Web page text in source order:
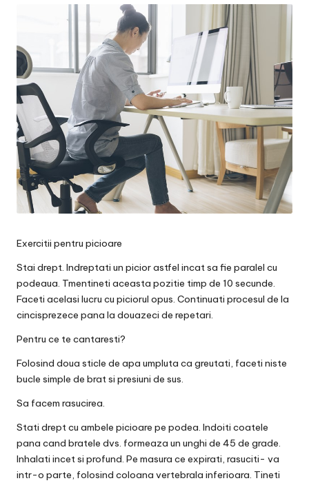
Exercitii pentru picioare
Stai drept. Indreptati un picior astfel incat sa fie paralel cu
podeaua. Tmentineti aceasta pozitie timp de 10 secunde.
Faceti acelasi lucru cu piciorul opus. Continuati procesul de la
cincisprezece pana la douazeci de repetari.
Pentru ce te cantaresti?
Folosind doua sticle de apa umpluta ca greutati, faceti niste
bucle simple de brat si presiuni de sus.
Sa facem rasucirea.
Stati drept cu ambele picioare pe podea. Indoiti coatele
pana cand bratele dvs. formeaza un unghi de 45 de grade.
Inhalati incet si profund. Pe masura ce expirati, rasuciti- va
intr-o parte, folosind coloana vertebrala inferioara. Tineti